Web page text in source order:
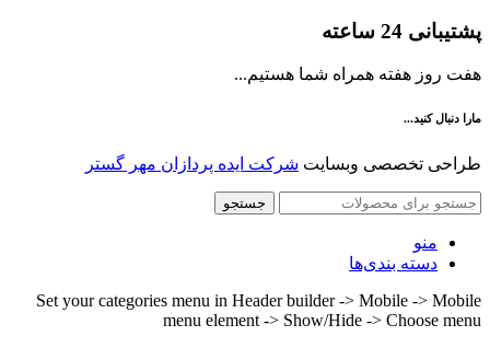
پشتیبانی 24 ساعته
هفت روز هفته همراه شما هستیم...
مارا دنبال کنید...
طراحی تخصصی وبسایت شرکت ایده پردازان مهر گستر
جستجو
منو
دسته بندی‌ها
Set your categories menu in Header builder -> Mobile -> Mobile
menu element -> Show/Hide -> Choose menu